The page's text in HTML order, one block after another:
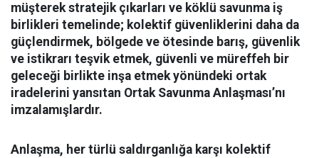
müşterek stratejik çıkarları ve köklü savunma iş
birlikleri temelinde; kolektif güvenliklerini daha da
güçlendirmek, bölgede ve ötesinde barış, güvenlik
ve istikrarı teşvik etmek, güvenli ve müreffeh bir
geleceği birlikte inşa etmek yönündeki ortak
iradelerini yansıtan Ortak Savunma Anlaşması’nı
imzalamışlardır.
Anlaşma, her türlü saldırganlığa karşı kolektif